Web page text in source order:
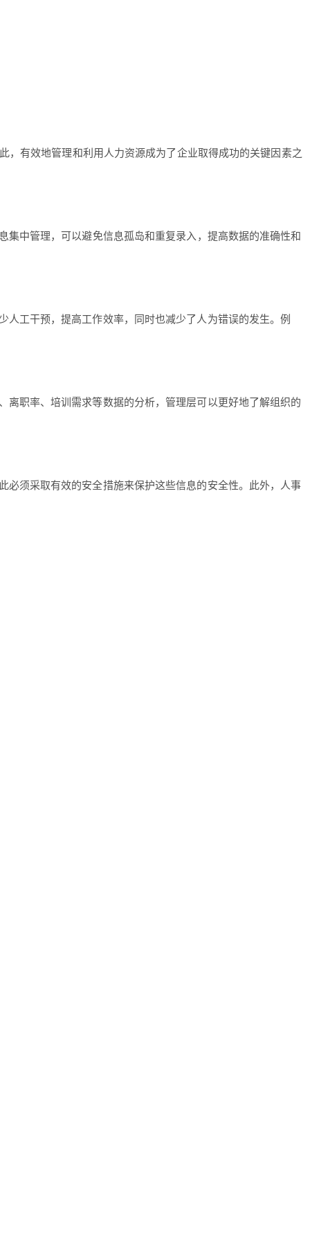
，有效地管理和利用人力资源成为了企业取得成功的关键因素之
中管理，可以避免信息孤岛和重复录入，提高数据的准确性和
工干预，提高工作效率，同时也减少了人为错误的发生。例
职率、培训需求等数据的分析，管理层可以更好地了解组织的
须采取有效的安全措施来保护这些信息的安全性。此外，人事